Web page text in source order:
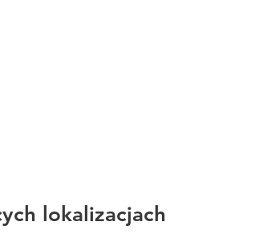
lokalizacjach